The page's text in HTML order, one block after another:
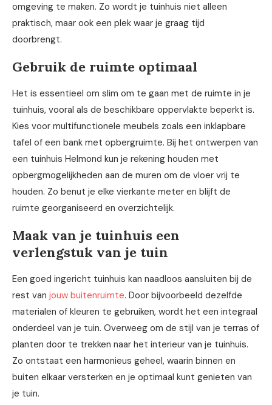
omgeving te maken. Zo wordt je tuinhuis niet alleen
praktisch, maar ook een plek waar je graag tijd
doorbrengt.
Gebruik de ruimte optimaal
Het is essentieel om slim om te gaan met de ruimte in je
tuinhuis, vooral als de beschikbare oppervlakte beperkt is.
Kies voor multifunctionele meubels zoals een inklapbare
tafel of een bank met opbergruimte. Bij het ontwerpen van
een tuinhuis Helmond kun je rekening houden met
opbergmogelijkheden aan de muren om de vloer vrij te
houden. Zo benut je elke vierkante meter en blijft de
ruimte georganiseerd en overzichtelijk.
Maak van je tuinhuis een
verlengstuk van je tuin
Een goed ingericht tuinhuis kan naadloos aansluiten bij de
rest van jouw buitenruimte. Door bijvoorbeeld dezelfde
materialen of kleuren te gebruiken, wordt het een integraal
onderdeel van je tuin. Overweeg om de stijl van je terras of
planten door te trekken naar het interieur van je tuinhuis.
Zo ontstaat een harmonieus geheel, waarin binnen en
buiten elkaar versterken en je optimaal kunt genieten van
je tuin.